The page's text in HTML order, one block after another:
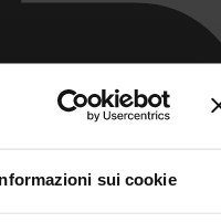
sui cookie